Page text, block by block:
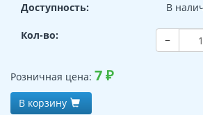
Доступность:
В
Кол-во: −
Розничная цена: 7₽
В корзину